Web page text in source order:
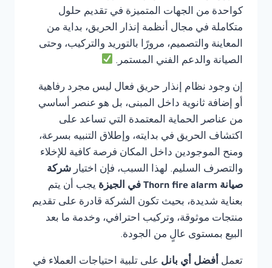
كواحدة من الجهات المتميزة في تقديم حلول
متكاملة في مجال أنظمة إنذار الحريق، بداية من
المعاينة والتصميم، مرورًا بالتوريد والتركيب، وحتى
الصيانة والدعم الفني المستمر.
إن وجود نظام إنذار حريق فعال ليس مجرد رفاهية
أو إضافة ثانوية داخل المبنى، بل هو عنصر أساسي
من عناصر الحماية المعتمدة التي تساعد على
اكتشاف الحريق في بدايته، وإطلاق التنبيه بسرعة،
ومنح الموجودين داخل المكان فرصة كافية للإخلاء
والتصرف السليم. لهذا السبب، فإن اختيار شركة
صيانة Thorn fire alarm في الجيزة
يجب أن يتم
بعناية شديدة، بحيث تكون الشركة قادرة على تقديم
منتجات موثوقة، وتركيب احترافي، وخدمة ما بعد
البيع بمستوى عالٍ من الجودة.
تعمل أفضل أي بانل على تلبية احتياجات العملاء في